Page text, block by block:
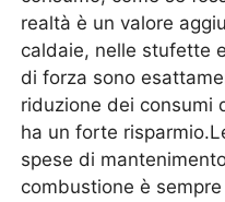
realtà è un valore
caldaie, nelle stufette
di forza sono
riduzione dei consumi
ha un forte
spese di
combustione è